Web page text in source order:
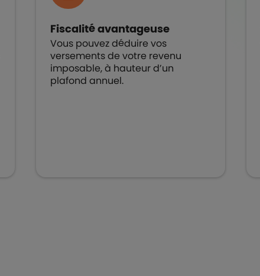
Fiscalité avantageuse
Vous pouvez déduire vos
versements de votre revenu
imposable, à hauteur d’un
plafond annuel.